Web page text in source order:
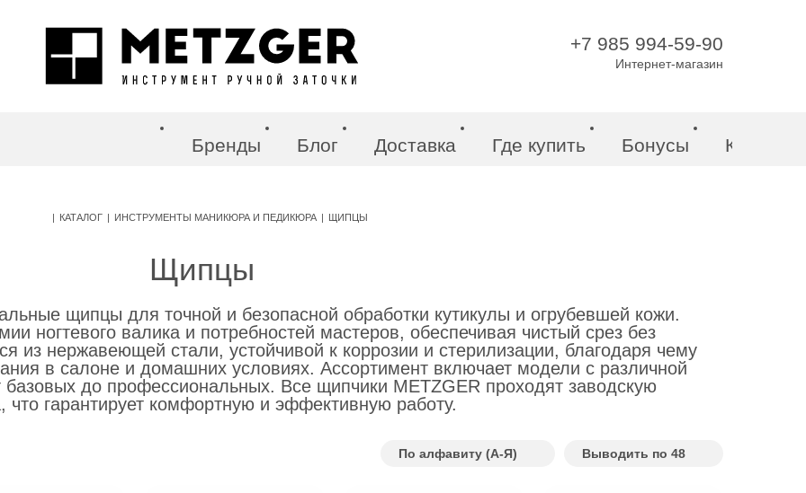
+7 985 994-59-90
Интернет-магазин
и педикюра
инструменты
Бренды Блог Доставка Где купить Бонусы
| КАТАЛОГ | ИНСТРУМЕНТЫ МАНИКЮРА И ПЕДИКЮРА | ЩИПЦЫ
Щипцы
щипцы для точной и безопасной обработки кутикулы и огрубевшей кожи.
ногтевого валика и потребностей мастеров, обеспечивая чистый срез без
из нержавеющей стали, устойчивой к коррозии и стерилизации, благодаря чему
в салоне и домашних условиях. Ассортимент включает модели с различной
до профессиональных. Все щипчики METZGER проходят заводскую
что гарантирует комфортную и эффективную работу.
По алфавиту (А-Я) Выводить по 48